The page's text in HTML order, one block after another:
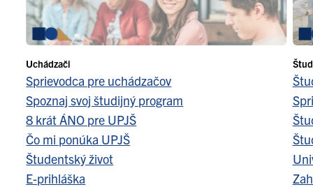
Uchádzači
Sprievodca pre uchádzačov
Spoznaj svoj študijný program
8 krát ÁNO pre UPJŠ
Čo mi ponúka UPJŠ
Študentský život
E-prihláška